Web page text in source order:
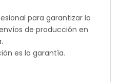
para garantizar la
de producción en
es la garantía.